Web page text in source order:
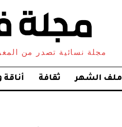
مجلة نسائية تصدر من
ملف الشهر ثقافة